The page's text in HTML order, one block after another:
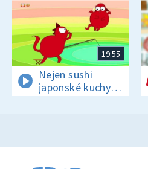
19:55
Nejen sushi
japonské kuchyni
sluší